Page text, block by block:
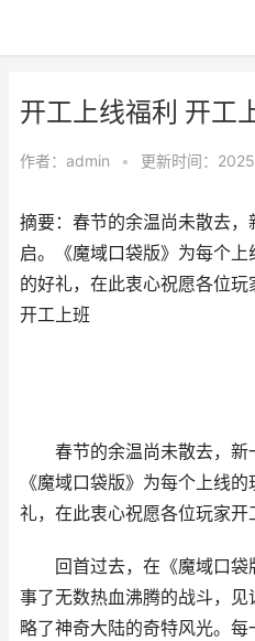
开工上线福利 开工
作者： admin • 更新时间：
摘要：春节的余温尚未散去
启。《魔域口袋版》为每个
的好礼，在此衷心祝愿各位玩
开工上班
春节的余温尚未散去，新
《魔域口袋版》为每个上线
礼，在此衷心祝愿各位玩家开
回首过去，在《魔域口袋
事了无数热血沸腾的战斗，
略了神奇大陆的奇特风光。